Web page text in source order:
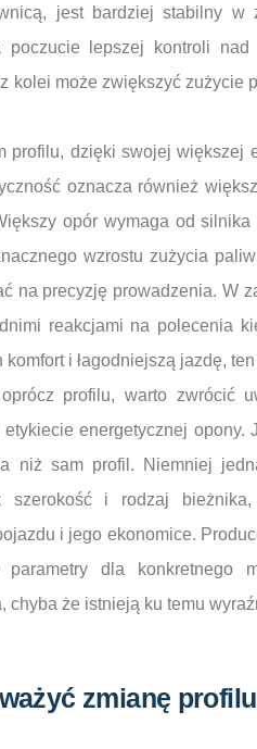
jest bardziej stabilny w
poczucie lepszej kontroli
kolei może zwiększyć zużycie
profilu, dzięki swojej większej
oznacza również
opór wymaga od
wzrostu zużycia
na precyzję prowadzenia. W
reakcjami na polecenia
i łagodniejszą jazdę,
profilu, warto zwrócić
energetycznej opony.
niż sam profil. Niemniej
szerokość i rodzaj
i jego ekonomice.
parametry dla konkretnego
chyba że istnieją ku temu
zmianę